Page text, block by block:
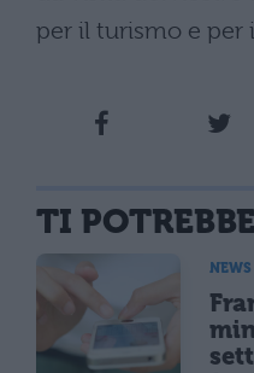
per il turismo e per
TI